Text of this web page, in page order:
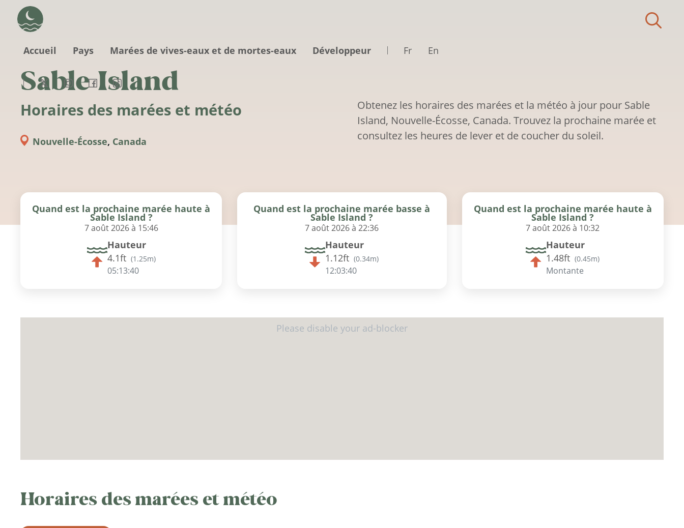
Accueil
Pays Marées de vives-eaux et de mortes-eaux Développeur Fr En
Sable Island
Horaires des marées et météo
Nouvelle-Écosse, Canada
Obtenez les horaires des marées et la météo à jour pour Sable
Island, Nouvelle-Écosse, Canada. Trouvez la prochaine marée et
consultez les heures de lever et de coucher du soleil.
Quand est la prochaine marée haute à
Sable Island ?
7 août 2026 à 15:46
Hauteur
4.1ft (1.25m)
05:13:39
Quand est la prochaine marée basse à
Sable Island ?
7 août 2026 à 22:36
Hauteur
1.12ft (0.34m)
12:03:39
Quand est la prochaine marée haute à
Sable Island ?
7 août 2026 à 10:32
Hauteur
1.48ft (0.45m)
Montante
Horaires des marées et météo